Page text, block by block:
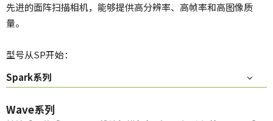
先进的面阵扫描相机，能够提供高分辨率、高帧率和高图像质
量。
型号从SP开始：
Spark系列
Wave系列